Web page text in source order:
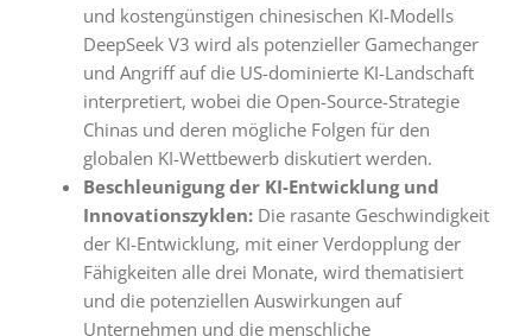
und kostengünstigen chinesischen KI-Modells
DeepSeek V3 wird als potenzieller Gamechanger
und Angriff auf die US-dominierte KI-Landschaft
interpretiert, wobei die Open-Source-Strategie
Chinas und deren mögliche Folgen für den
globalen KI-Wettbewerb diskutiert werden.
Beschleunigung der KI-Entwicklung und
Innovationszyklen:Die rasante Geschwindigkeit
der KI-Entwicklung, mit einer Verdopplung der
Fähigkeiten alle drei Monate, wird thematisiert
und die potenziellen Auswirkungen auf
Unternehmen und die menschliche